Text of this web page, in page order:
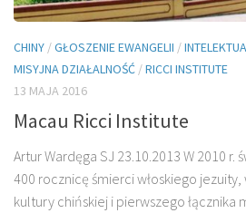
CHINY /GŁOSZENIE EWANGELII /
MISYJNA DZIAŁALNOŚĆ /RICCI INSTITUTE
13 MAJA 2016
Macau Ricci Institute
Artur Wardęga SJ 23.10.2013 W 2010 r.
400 rocznicę śmierci włoskiego
kultury chiń­skiej i pierwszego łącznika